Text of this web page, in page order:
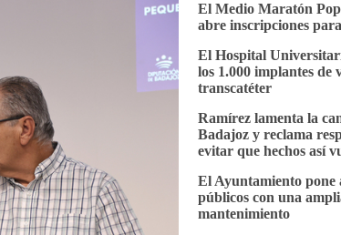
El Medio Maratón
abre inscripciones
El Hospital
los 1.000 implantes de
transcatéter
Ramírez lamenta la
Badajoz y reclama
evitar que hechos así
El Ayuntamiento pone
públicos con una
mantenimiento